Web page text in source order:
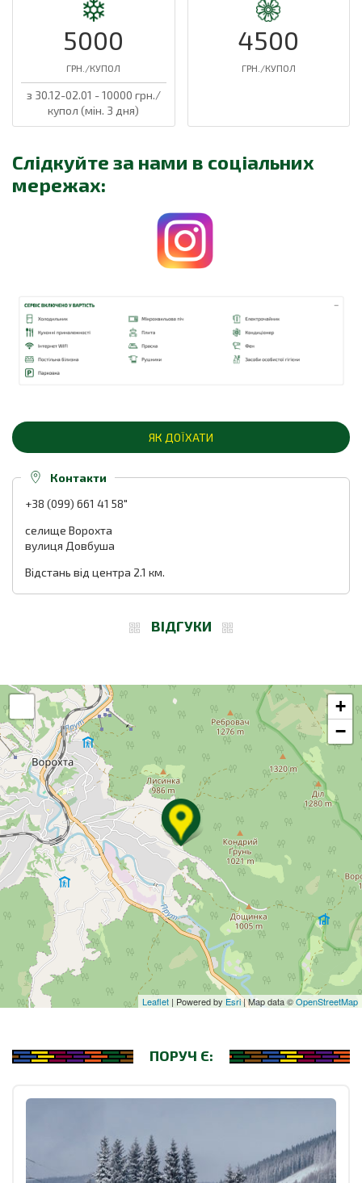
5000
ГРН./КУПОЛ
з 30.12-02.01 - 10000 грн./
купол (мін. 3 дня)
4500
ГРН./КУПОЛ
Слідкуйте за нами в соціальних
мережах:
ЯК ДОЇХАТИ
Контакти
+38 (099) 661 41 58"
селище Ворохта
вулиця Довбуша
Відстань від центра 2.1 км.
ВІДГУКИ
+
−
Leaflet | Powered by Esri| Map data ©OpenStreetMap
ПОРУЧ Є: